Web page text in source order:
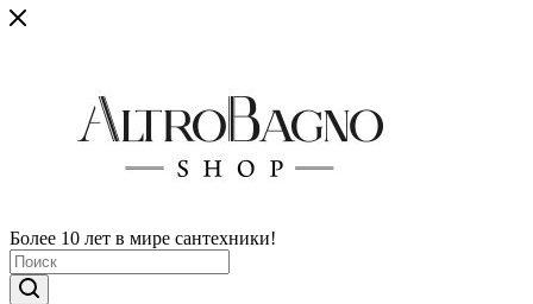
Более 10 лет в мире сантехники!